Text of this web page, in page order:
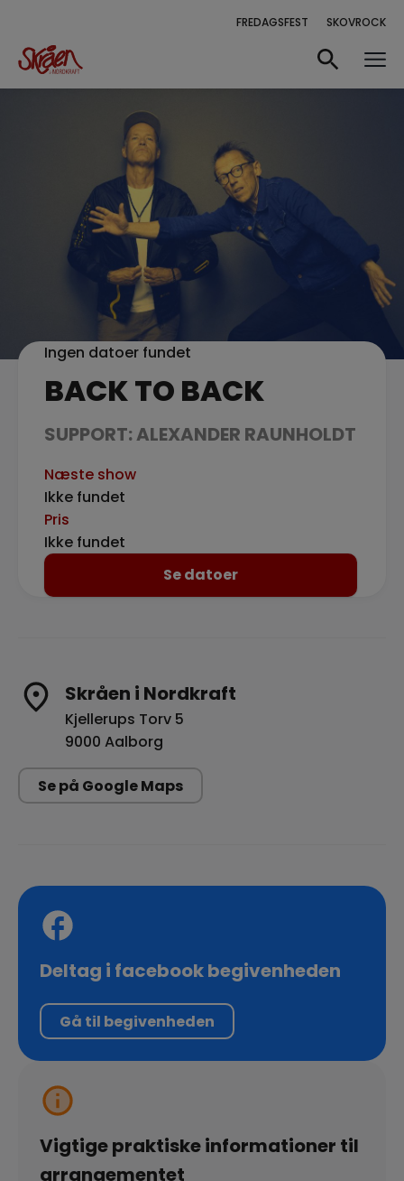
FREDAGSFEST SKOVROCK
Ingen datoer fundet
BACK TO BACK
SUPPORT: ALEXANDER RAUNHOLDT
Næste show
Ikke fundet
Pris
Ikke fundet
Se datoer
Skråen i Nordkraft
Kjellerups Torv 5
9000 Aalborg
Se på Google Maps
Deltag i facebook begivenheden
Gå til begivenheden
Vigtige praktiske informationer til
arrangementet